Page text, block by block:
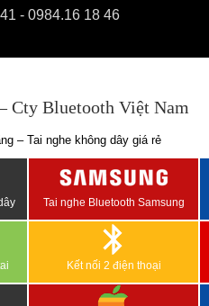
- 0984.16 18 46
Cty Bluetooth Việt Nam
– Tai nghe không dây giá rẻ
Tai nghe Bluetooth Samsung
Kết nối 2 điện thoại